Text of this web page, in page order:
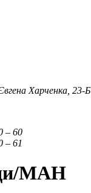
Харченка, 23-Б
– 60
– 61
МАН